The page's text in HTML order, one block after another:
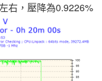
右，壓降為0.9226%